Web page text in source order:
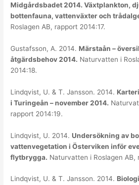
Midgårdsbadet 2014. Växtplankton,
bottenfauna, vattenväxter och
Roslagen AB, rapport 2014:17.
Gustafsson, A. 2014. Märstaån –
åtgärdsbehov 2014. Naturvatten i
2014:18.
Lindqvist, U. & T. Jansson. 2014.
i Turingeån – november 2014.
rapport 2014:19.
Lindqvist, U. 2014. Undersökning av
vattenvegetation i Österviken inför
flytbrygga. Naturvatten i Roslagen AB,
Lindqvist, U. & T. Jansson. 2014.